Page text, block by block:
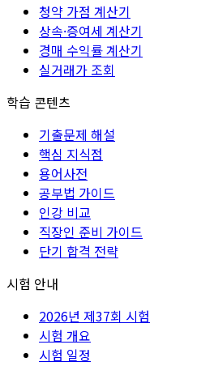
청약 가점 계산기
상속·증여세 계산기
경매 수익률 계산기
실거래가 조회
학습 콘텐츠
기출문제 해설
핵심 지식점
용어사전
공부법 가이드
인강 비교
직장인 준비 가이드
단기 합격 전략
시험 안내
2026년 제37회 시험
시험 개요
시험 일정